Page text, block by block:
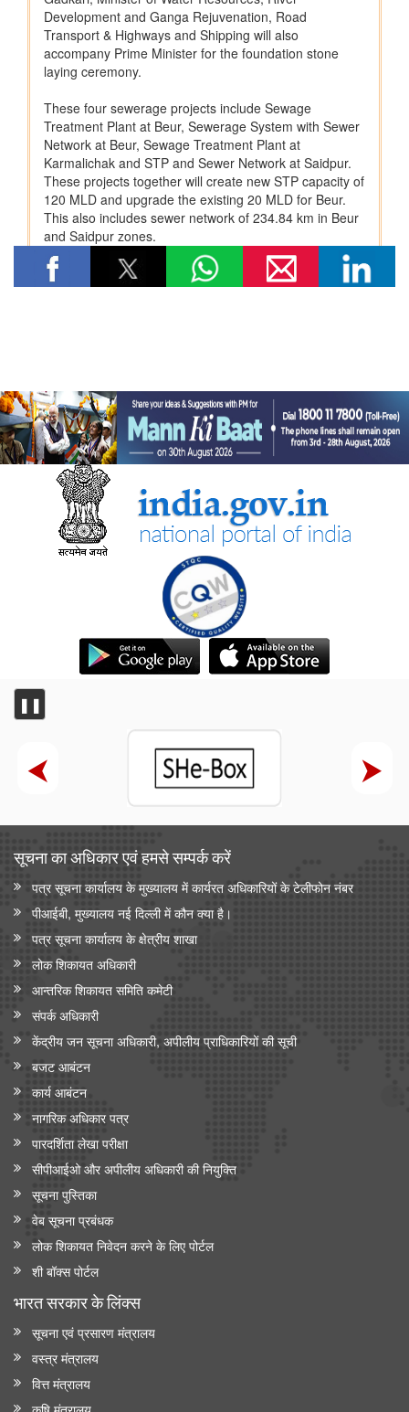
❚❚
सूचना का अधिकार एवं हमसे सम्‍पर्क करें
पत्र सूचना कार्यालय के मुख्यालय में कार्यरत अधिकारियों के टेलीफोन नंबर
पीआईबी, मुख्यालय नई दिल्ली में कौन क्या है।
पत्र सूचना कार्यालय के क्षेत्रीय शाखा
लोक शिकायत अधिकारी
आन्‍तरिक शिकायत समिति कमेटी
संपर्क अधिकारी
केंद्रीय जन सूचना अधिकारी, अपीलीय प्राधिकारियों की सूची
बजट आबंटन
कार्य आबंटन
नागरिक अधिकार पत्र
पारदर्शिता लेखा परीक्षा
सीपीआईओ और अपी‍लीय अधिकारी की नियुक्ति
सूचना पुस्तिका
वेब सूचना प्रबंधक
लोक शिकायत निवेदन करने के लिए पोर्टल
शी बॉक्स पोर्टल
भारत सरकार के लिंक्‍स
सूचना एवं प्रसारण मंत्रालय
वस्त्र मंत्रालय
वित्त मंत्रालय